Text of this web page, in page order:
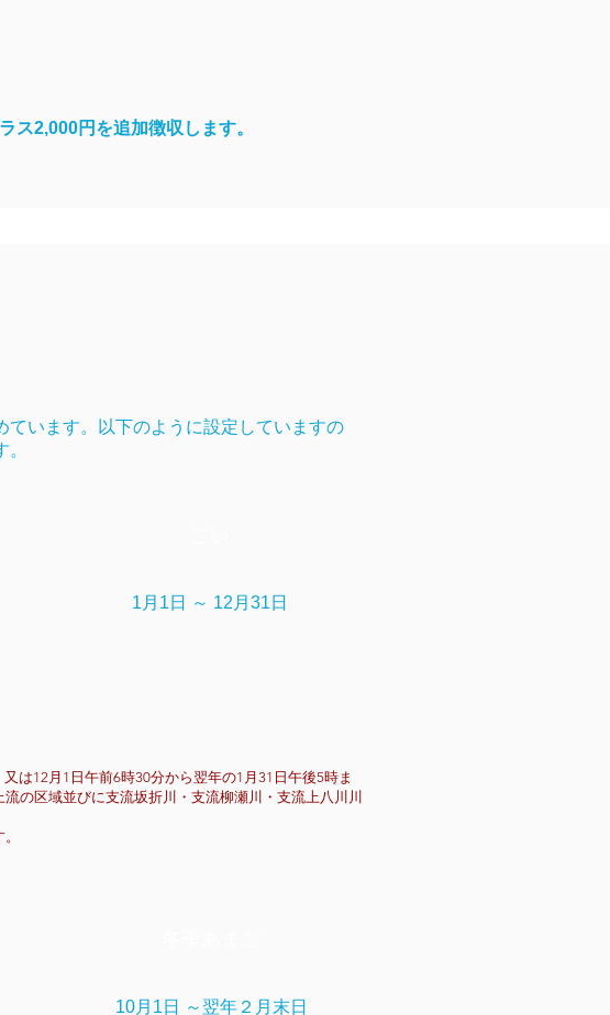
2,000円を追加徴収します。
います。以下のように設定していますの
1月1日 ～ 12月31日
は12月1日午前6時30分から翌年の1月31日午後5時ま
の区域並びに支流坂折川・支流柳瀬川・支流上八川川
10月1日 ～翌年２月末日